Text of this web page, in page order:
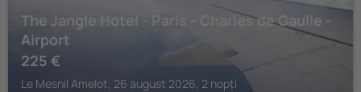
The Jangle Hotel - Paris - Charles de Gaulle -
Airport
225 €
Le Mesnil Amelot, 26 august 2026, 2 nopți